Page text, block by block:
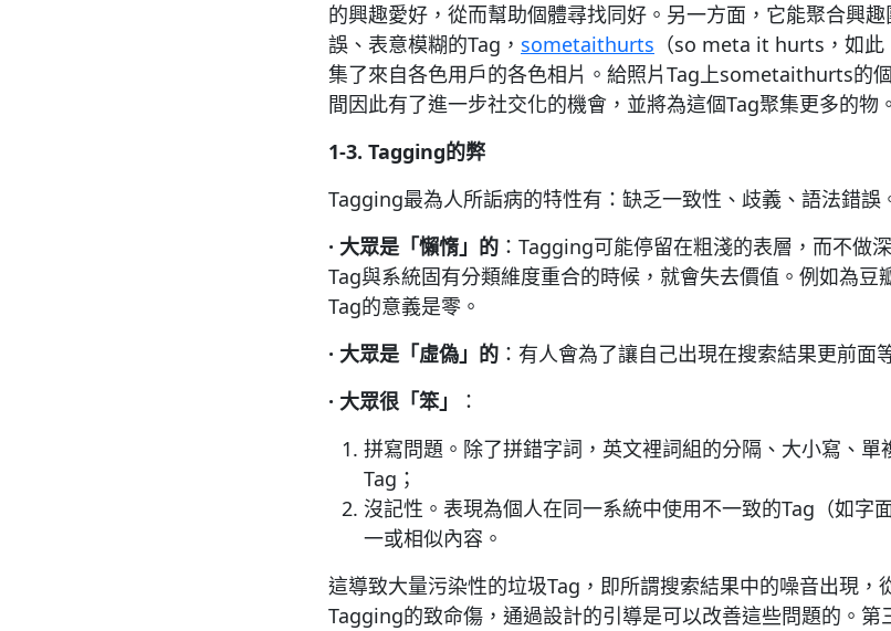
的興趣愛好，從而幫助個體尋找同好。另一方面，它能聚合興
誤、表意模糊的Tag， sometaithurts （so meta it hurts，如
集了來自各色用戶的各色相片。給照片Tag上sometaithurts的
間因此有了進一步社交化的機會，並將為這個Tag聚集更多的物。
1-3. Tagging的弊
Tagging最為人所詬病的特性有：缺乏一致性、歧義、語法錯誤
· 大眾是「懶惰」的 ：Tagging可能停留在粗淺的表層，而不做
Tag與系統固有分類維度重合的時候，就會失去價值。例如為豆
Tag的意義是零。
· 大眾是「虛偽」的 ：有人會為了讓自己出現在搜索結果更前面
· 大眾很「笨」
：
拼寫問題。除了拼錯字詞，英文裡詞組的分隔、大小寫、單
Tag；
沒記性。表現為個人在同一系統中使用不一致的Tag（如字
一或相似內容。
這導致大量污染性的垃圾Tag，即所謂搜索結果中的噪音出現，
Tagging的致命傷，通過設計的引導是可以改善這些問題的。第